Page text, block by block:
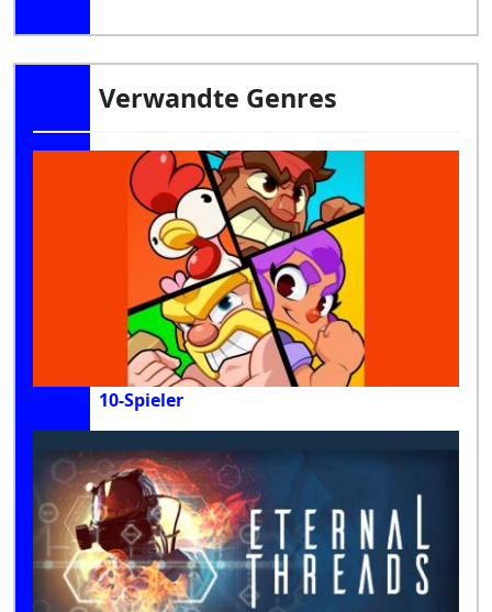
Verwandte Genres
10-Spieler